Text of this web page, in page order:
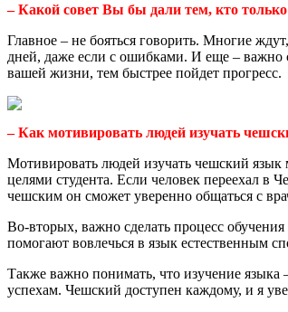
– Какой совет Вы бы дали тем, кто
Главное – не бояться говорить. Многие
дней, даже если с ошибками. И еще – важно
вашей жизни, тем быстрее пойдет прогресс.
– Как мотивировать людей изучать
Мотивировать людей изучать чешский
целями студента. Если человек переехал в
чешским он сможет уверенно общаться с
Во-вторых, важно сделать процесс
помогают вовлечься в язык естественным
Также важно понимать, что изучение языка
успехам. Чешский доступен каждому, и я